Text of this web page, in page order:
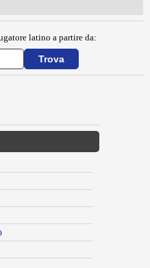
latino a partire da: